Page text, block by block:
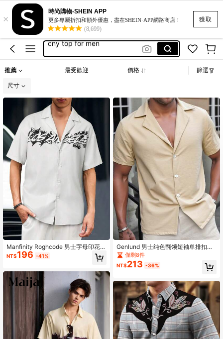
獲取
×
時尚購物-SHEIN APP
更多專屬折扣和額外優惠，盡在SHEIN·APP網路商店！
(8,699)
romwe
男衬衫
cny top for men
推薦 最受歡迎 價格 篩選
尺寸
Manfinity Roghcode 男士字母印花翻
领单排扣休闲短袖衬衫
NT$196 -41%
Genlund 男士纯色翻领短袖单排扣休
闲衬衫僅剩8件
NT$213 -36%